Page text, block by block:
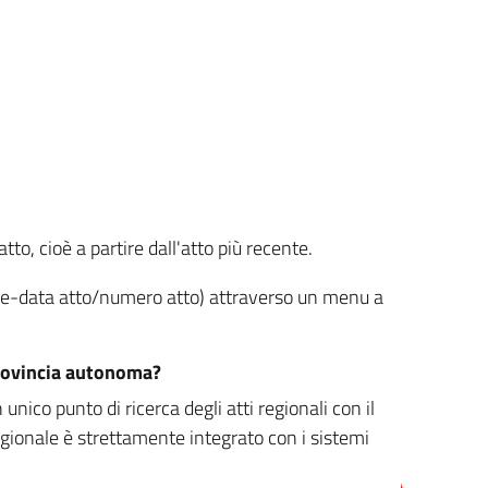
cioè a partire dall'atto più recente.
data atto/numero atto) attraverso un menu a
autonoma?
punto di ricerca degli atti regionali con il
è strettamente integrato con i sistemi